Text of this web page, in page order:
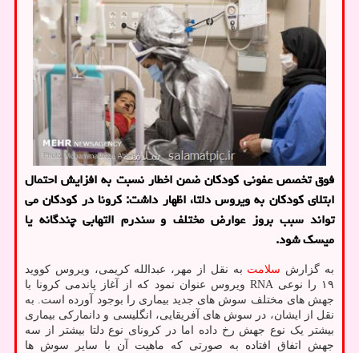
فوق تخصص عفونی کودکان ضمن اخطار نسبت به افزایش احتمال
ابتلای کودکان به ویروس دلتا، اظهار داشت: کرونا در کودکان می
تواند سبب بروز عوارض مختلف و سندرم التهابی چندگانه یا
میسک شود.
به گزارش سلامت به نقل از مهر، عبدالله کریمی، ویروس کووید
۱۹ را نوعی RNA ویروس عنوان نمود که از آغاز پاندمی کرونا با
جهش های مختلف سوش های جدید بیماری را بوجود آورده است. به
نقل از ایشان، در سوش های آفریقایی، انگلیسی و دانمارکی بیماری
بیشتر یک نوع جهش رخ داده اما در کرونای نوع دلتا بیشتر از سه
جهش اتفاق افتاده به صورتی که ماهیت آن با سایر سوش ها